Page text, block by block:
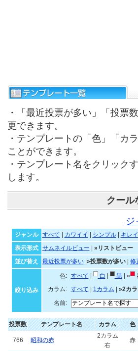
・「最近投票が多い」「投票
更できます。
・テンプレートの「色」「カ
ことができます。
・テンプレート名をクリック
します。
クール
ジ
ジャンル すべて カワイイ シンプル| キレイ
表示形式
サムネイルビュー
»リストビュー
並び替え
最近投票が多い| »投票数が多い| 修
絞り込み
色: すべて 白 黒| »
カラム:
すべて 1カラム »2カ
名前:
投票数 テンプレート名 カラム 色
766 昭和の赤
2カラム
右
赤